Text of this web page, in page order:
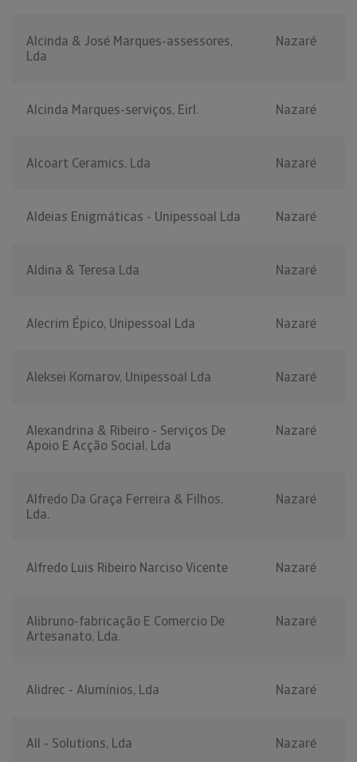
Alcinda & José Marques-assessores,
Lda
Nazaré
Alcinda Marques-serviços, Eirl. Nazaré
Alcoart Ceramics, Lda Nazaré
Aldeias Enigmáticas - Unipessoal Lda Nazaré
Aldina & Teresa Lda Nazaré
Alecrim Épico, Unipessoal Lda Nazaré
Aleksei Komarov, Unipessoal Lda Nazaré
Alexandrina & Ribeiro - Serviços De
Apoio E Acção Social, Lda
Nazaré
Alfredo Da Graça Ferreira & Filhos,
Lda.
Nazaré
Alfredo Luis Ribeiro Narciso Vicente Nazaré
Alibruno-fabricação E Comercio De
Artesanato, Lda.
Nazaré
Alidrec - Alumínios, Lda Nazaré
All - Solutions, Lda Nazaré